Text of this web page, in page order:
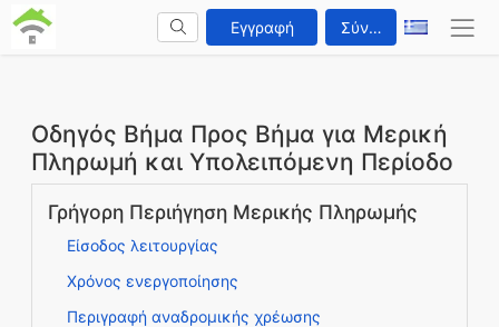
Εγγραφή Σύνδεση
Οδηγός Βήμα Προς Βήμα για Μερική
Πληρωμή και Υπολειπόμενη Περίοδο
Γρήγορη Περιήγηση Μερικής Πληρωμής
Είσοδος λειτουργίας
Χρόνος ενεργοποίησης
Περιγραφή αναδρομικής χρέωσης